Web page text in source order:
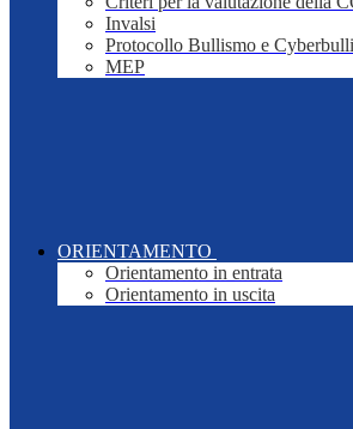
Invalsi
Protocollo Bullismo e
MEP
ORIENTAMENTO
Orientamento in entrata
Orientamento in uscita